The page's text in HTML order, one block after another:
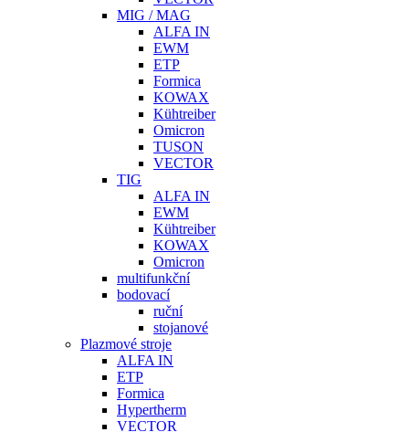
MIG / MAG
ALFA IN
EWM
ETP
Formica
KOWAX
Kühtreiber
Omicron
TUSON
VECTOR
TIG
ALFA IN
EWM
Kühtreiber
KOWAX
Omicron
multifunkční
bodovací
ruční
stojanové
Plazmové stroje
ALFA IN
ETP
Formica
Hypertherm
VECTOR